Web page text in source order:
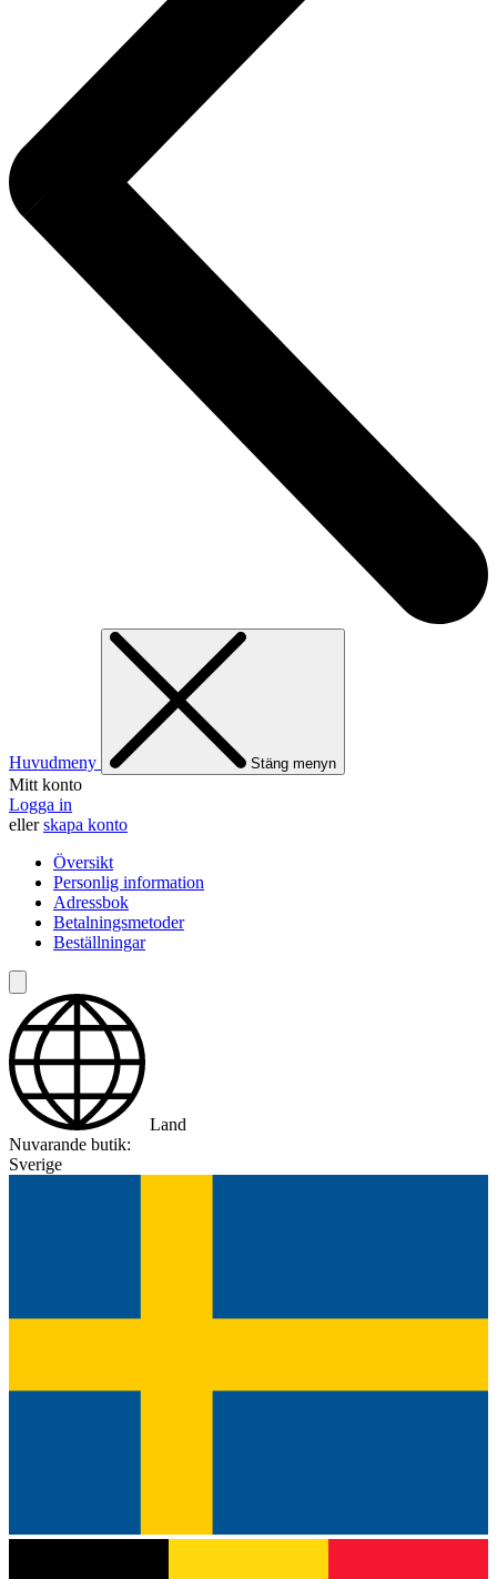
Huvudmeny Stäng menyn
Mitt konto
Logga in
ellerskapa konto
Översikt
Personlig information
Adressbok
Betalningsmetoder
Beställningar
Land
Nuvarande butik:
Sverige